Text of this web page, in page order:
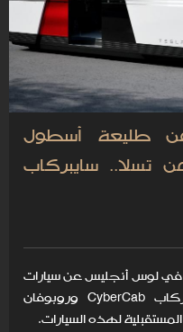
طليعة أسطول
تسلا.. سايبركاب
لوس أنجليس عن سيارات
تسلا ذاتية القيادة بالكامل سايبركاب CyberCab وروبوفان